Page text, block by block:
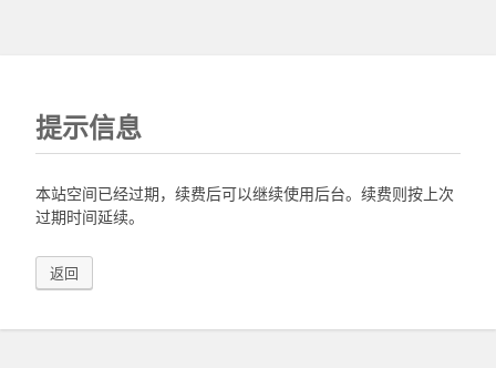
提示信息
本站空间已经过期，续费后可以继续使用后台。续费则按上次
过期时间延续。
返回